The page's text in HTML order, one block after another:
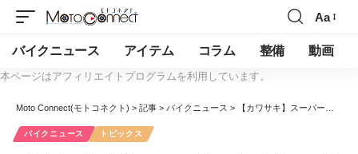
Aa
バイクニュース アイテム コラム 整備 動画
本ページはアフィリエイトプログラムを利用しています。
Moto Connect(モトコネクト) > 記事 > バイクニュース > 【カワサキ】スーパーネイキッドモデル「Z7 Hybrid」を国内導入予定
バイクニュース トピックス